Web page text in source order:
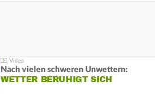
Nach vielen schweren Unwettern:
WETTER BERUHIGT SICH